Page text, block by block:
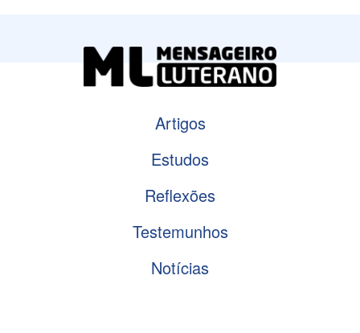
Artigos
Estudos
Reflexões
Testemunhos
Notícias